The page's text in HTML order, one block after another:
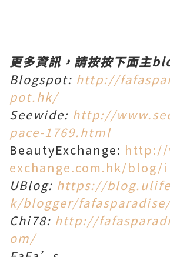
更多資訊，請按按下面主
Blogspot: http://
pot.hk/
Seewide: http://
pace-1769.html
BeautyExchange: http://
exchange.com.hk/blog/
UBlog: https://
k/blogger/
Chi78: http://
om/